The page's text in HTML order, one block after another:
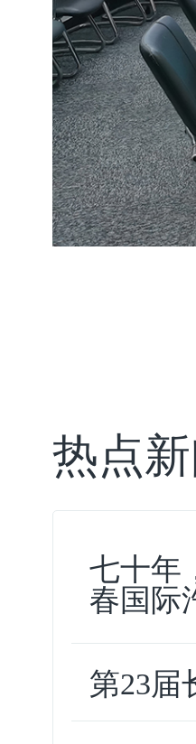
热点新
七十年
春国际
第23届